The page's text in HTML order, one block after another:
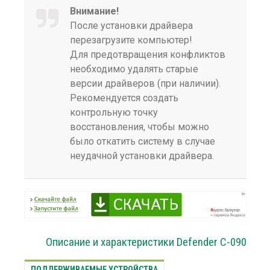
Внимание!
После установки драйвера
перезагрузите компьютер!
Для предотвращения конфликтов
необходимо удалять старые
версии драйверов (при наличии).
Рекомендуется создать
контрольную точку
восстановления, чтобы можно
было откатить систему в случае
неудачной установки драйвера.
Описание и характеристики Defender C-090